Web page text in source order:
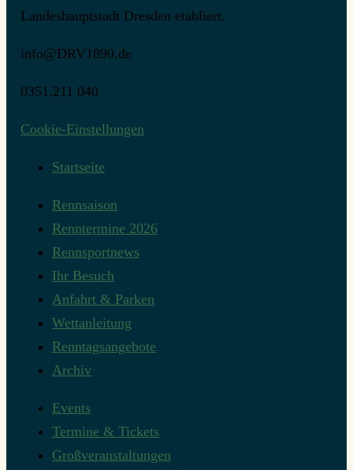
Landeshauptstadt Dresden etabliert.
info@DRV1890.de
0351.211 040
Cookie-Einstellungen
Startseite
Rennsaison
Renntermine 2026
Rennsportnews
Ihr Besuch
Anfahrt & Parken
Wettanleitung
Renntagsangebote
Archiv
Events
Termine & Tickets
Großveranstaltungen